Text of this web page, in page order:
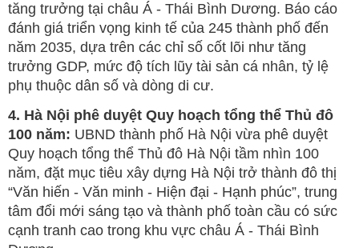
tăng trưởng tại châu Á - Thái Bình Dương. Báo cáo
đánh giá triển vọng kinh tế của 245 thành phố đến
năm 2035, dựa trên các chỉ số cốt lõi như tăng
trưởng GDP, mức độ tích lũy tài sản cá nhân, tỷ lệ
phụ thuộc dân số và dòng di cư.
4. Hà Nội phê duyệt Quy hoạch tổng thể Thủ đô
100 năm: UBND thành phố Hà Nội vừa phê duyệt
Quy hoạch tổng thể Thủ đô Hà Nội tầm nhìn 100
năm, đặt mục tiêu xây dựng Hà Nội trở thành đô thị
“Văn hiến - Văn minh - Hiện đại - Hạnh phúc”, trung
tâm đổi mới sáng tạo và thành phố toàn cầu có sức
cạnh tranh cao trong khu vực châu Á - Thái Bình